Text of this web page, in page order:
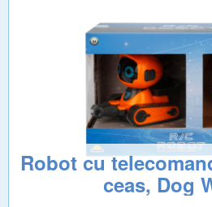
Robot cu
ceas, Dog